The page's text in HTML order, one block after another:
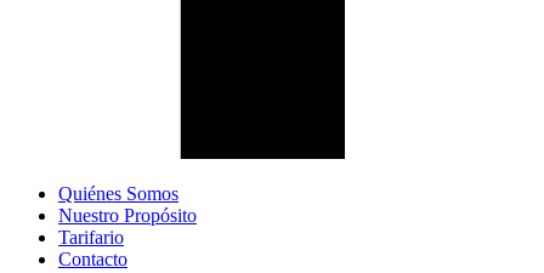
Quiénes Somos
Nuestro Propósito
Tarifario
Contacto